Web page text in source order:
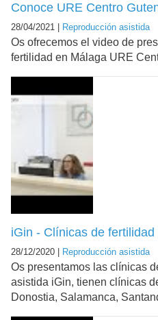
Conoce URE Centro
28/04/2021 | Reproducción asistida
Os ofrecemos el video de
fertilidad en Málaga URE
iGin - Clínicas de fertilidad
28/12/2020 | Reproducción asistida
Os presentamos las clínicas
asistida iGin, tienen clínicas
Donostia, Salamanca,